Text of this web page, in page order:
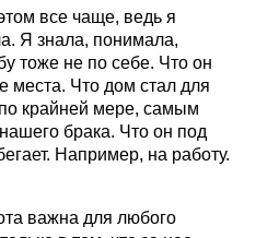
все чаще, ведь я
Я знала, понимала,
тоже не по себе. Что он
места. Что дом стал для
крайней мере, самым
брака. Что он под
Например, на работу.
важна для любого